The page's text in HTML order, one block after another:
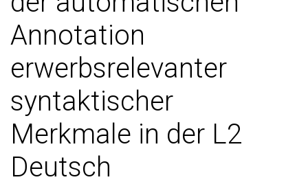
Annotation
erwerbsrelevanter
syntaktischer
Merkmale in der L2
Deutsch